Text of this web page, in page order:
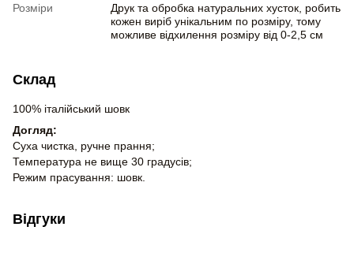
Розміри
Друк та обробка натуральних хусток, робить
кожен виріб унікальним по розміру, тому
можливе відхилення розміру від 0-2,5 см
Склад
100% італійський шовк
Догляд:
Суха чистка, ручне прання;
Температура не вище 30 градусів;
Режим прасування: шовк.
Відгуки